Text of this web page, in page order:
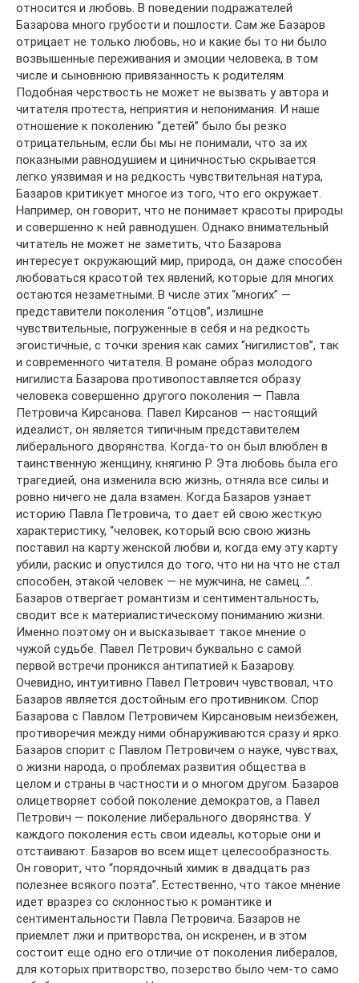
относится и любовь. В поведении подражателей
Базарова много грубости и пошлости. Сам же Базаров
отрицает не только любовь, но и какие бы то ни было
возвышенные переживания и эмоции человека, в том
числе и сыновнюю привязанность к родителям.
Подобная черствость не может не вызвать у автора и
читателя протеста, неприятия и непонимания. И наше
отношение к поколению “детей” было бы резко
отрицательным, если бы мы не понимали, что за их
показными равнодушием и циничностью скрывается
легко уязвимая и на редкость чувствительная натура,
Базаров критикует многое из того, что его окружает.
Например, он говорит, что не понимает красоты природы
и совершенно к ней равнодушен. Однако внимательный
читатель не может не заметить, что Базарова
интересует окружающий мир, природа, он даже способен
любоваться красотой тех явлений, которые для многих
остаются незаметными. В числе этих “многих” —
представители поколения “отцов”, излишне
чувствительные, погруженные в себя и на редкость
эгоистичные, с точки зрения как самих “нигилистов”, так
и современного читателя. В романе образ молодого
нигилиста Базарова противопоставляется образу
человека совершенно другого поколения — Павла
Петровича Кирсанова. Павел Кирсанов — настоящий
идеалист, он является типичным представителем
либерального дворянства. Когда-то он был влюблен в
таинственную женщину, княгиню Р. Эта любовь была его
трагедией, она изменила всю жизнь, отняла все силы и
ровно ничего не дала взамен. Когда Базаров узнает
историю Павла Петровича, то дает ей свою жесткую
характеристику, “человек, который всю свою жизнь
поставил на карту женской любви и, когда ему эту карту
убили, раскис и опустился до того, что ни на что не стал
способен, этакой человек — не мужчина, не самец…”.
Базаров отвергает романтизм и сентиментальность,
сводит все к материалистическому пониманию жизни.
Именно поэтому он и высказывает такое мнение о
чужой судьбе. Павел Петрович буквально с самой
первой встречи проникся антипатией к Базарову.
Очевидно, интуитивно Павел Петрович чувствовал, что
Базаров является достойным его противником. Спор
Базарова с Павлом Петровичем Кирсановым неизбежен,
противоречия между ними обнаруживаются сразу и ярко.
Базаров спорит с Павлом Петровичем о науке, чувствах,
о жизни народа, о проблемах развития общества в
целом и страны в частности и о многом другом. Базаров
олицетворяет собой поколение демократов, а Павел
Петрович — поколение либерального дворянства. У
каждого поколения есть свои идеалы, которые они и
отстаивают. Базаров во всем ищет целесообразность.
Он говорит, что “порядочный химик в двадцать раз
полезнее всякого поэта”. Естественно, что такое мнение
идет вразрез со склонностью к романтике и
сентиментальности Павла Петровича. Базаров не
приемлет лжи и притворства, он искренен, и в этом
состоит еще одно его отличие от поколения либералов,
для которых притворство, позерство было чем-то само